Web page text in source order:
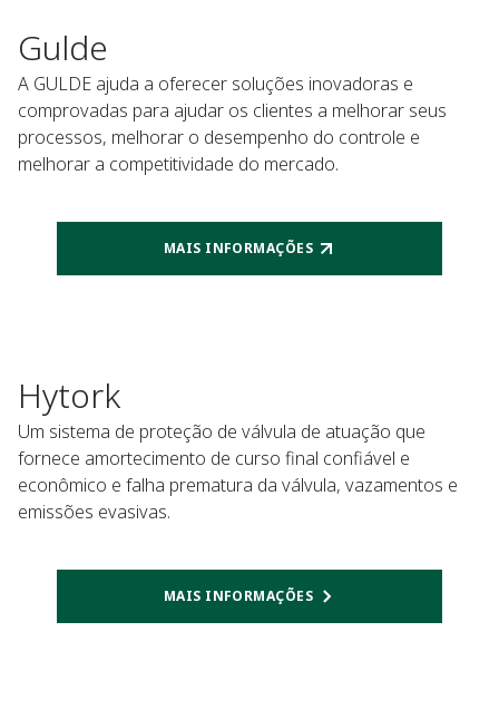
Gulde
A GULDE ajuda a oferecer soluções inovadoras e
comprovadas para ajudar os clientes a melhorar seus
processos, melhorar o desempenho do controle e
melhorar a competitividade do mercado.
MAIS INFORMAÇÕES
Hytork
Um sistema de proteção de válvula de atuação que
fornece amortecimento de curso final confiável e
econômico e falha prematura da válvula, vazamentos e
emissões evasivas.
MAIS INFORMAÇÕES